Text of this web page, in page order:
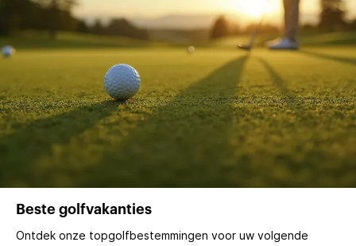
Beste golfvakanties
Ontdek onze topgolfbestemmingen voor uw volgende